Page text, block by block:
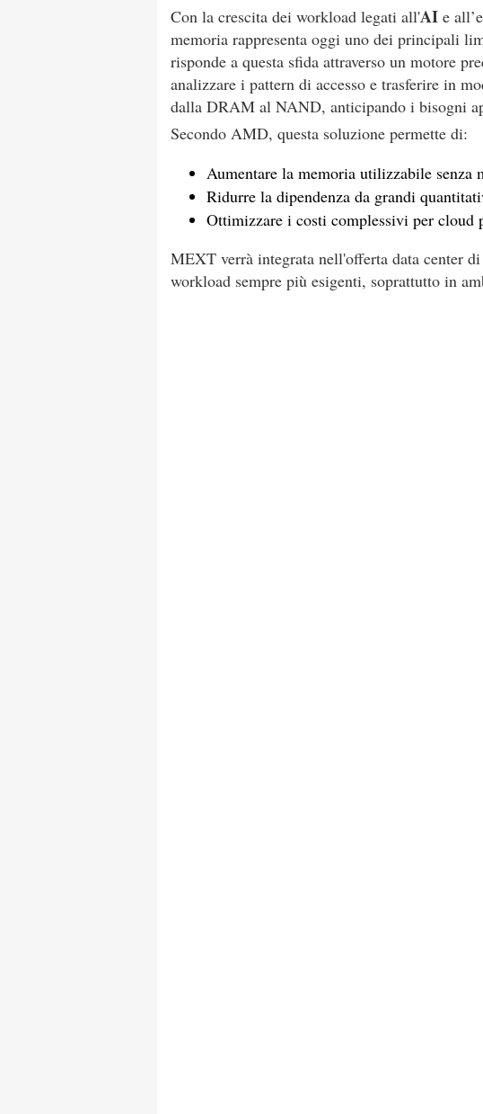
Con la crescita dei workload legati all'AI e
memoria rappresenta oggi uno dei principali
risponde a questa sfida attraverso un motore
analizzare i pattern di accesso e trasferire in
dalla DRAM al NAND, anticipando i bisogni
Secondo AMD, questa soluzione permette di:
Aumentare la memoria utilizzabile senza
Ridurre la dipendenza da grandi
Ottimizzare i costi complessivi per cloud
MEXT verrà integrata nell'offerta data center
workload sempre più esigenti, soprattutto in